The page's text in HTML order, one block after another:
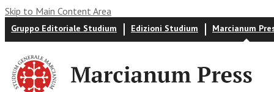
Skip to Main Content Area
Gruppo Editoriale Studium Edizioni Studium Marcianum